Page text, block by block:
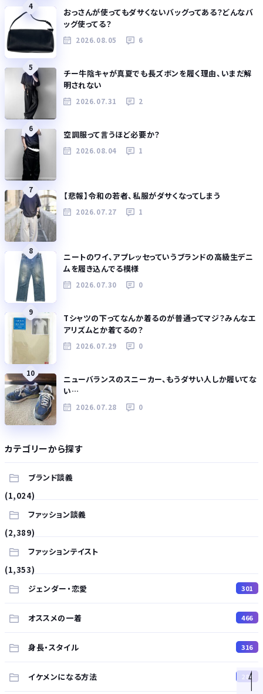
4
おっさんが使ってもダサくないバッグってある？どんなバ
ッグ使ってる？
2026.08.05 6
5
チー牛陰キャが真夏でも長ズボンを履く理由、いまだ解
明されない
2026.07.31 2
6
空調服って言うほど必要か？
2026.08.04 1
7
【悲報】令和の若者、私服がダサくなってしまう
2026.07.27 1
8
ニートのワイ、アプレッセっていうブランドの高級生デニ
ムを履き込んでる模様
2026.07.30 0
9
Tシャツの下ってなんか着るのが普通ってマジ？みんなエ
アリズムとか着てるの？
2026.07.29 0
10
ニューバランスのスニーカー、もうダサい人しか履いてな
い…
2026.07.28 0
カテゴリーから探す
ブランド談義
(1,024)
ファッション談義
(2,389)
ファッションテイスト
(1,353)
ジェンダー・恋愛
301
オススメの一着 466
身長・スタイル 316
イケメンになる方法 288